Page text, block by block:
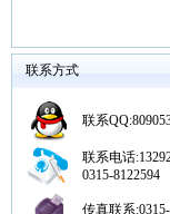
联系方式
联系
联系电话
0315-8122594
传真联系